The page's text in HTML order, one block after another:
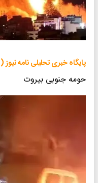
پایگاه خبری تحلیلی نامه نیوز (namehnews.com) :
حومه جنوبی بیروت